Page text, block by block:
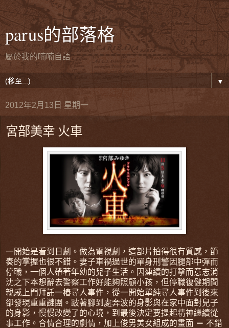
parus的部落格
屬於我的喃喃自語
▼
2012年2月13日 星期一
宮部美幸 火車
一開始是看到日劇。做為電視劇，這部片拍得很有質感，節
奏的掌握也很不錯。妻子車禍過世的單身刑警因腿部中彈而
停職，一個人帶著年幼的兒子生活。因連續的打擊而意志消
沈之下本想辭去警察工作好能夠照顧小孩，但停職復健期間
親戚上門拜託一樁尋人事件，從一開始單純尋人事件到後來
卻發現重重謎團。跛著腳到處奔波的身影與在家中面對兒子
的身影，慢慢改變了的心境，到最後決定要提起精神繼續從
事工作。合情合理的劇情，加上俊男美女組成的畫面 ＝ 不錯